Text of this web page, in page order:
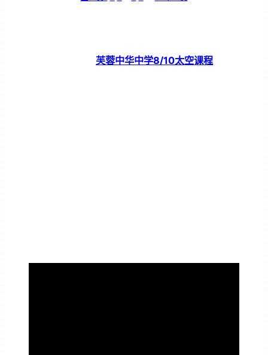
芙蓉中华中学8/10太空课程